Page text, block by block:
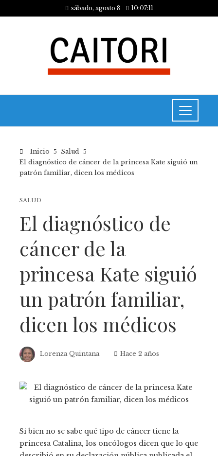
sábado, agosto 8 10:07:11
Inicio
Salud
El diagnóstico de cáncer de la princesa Kate siguió un
patrón familiar, dicen los médicos
SALUD
El diagnóstico de
cáncer de la
princesa Kate siguió
un patrón familiar,
dicen los médicos
Lorenza Quintana Hace 2 años
Si bien no se sabe qué tipo de cáncer tiene la
princesa Catalina, los oncólogos dicen que lo que